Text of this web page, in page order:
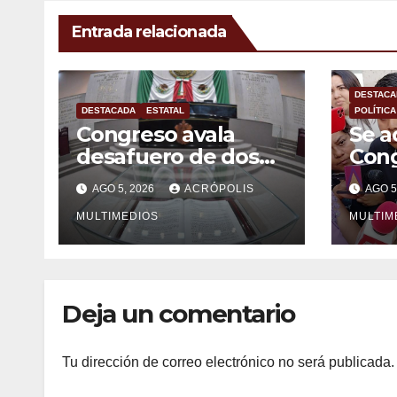
Entrada relacionada
DESTACADA ESTATAL
Congreso avala
desafuero de dos
alcaldes
veracruzanos
AGO 5, 2026 ACRÓPOLIS
MULTIMEDIOS
POLÍTICA
Se
AGO
Deja un comentario
Tu dirección de correo electrónico no será publicada.